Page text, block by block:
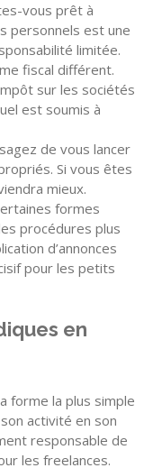
vous prêt à
personnels est une
limitée.
fiscal différent.
sur les sociétés
est soumis à
de vous lancer
Si vous êtes
mieux.
formes
procédures plus
d’annonces
pour les petits
en
forme la plus simple
activité en son
responsable de
les freelances.